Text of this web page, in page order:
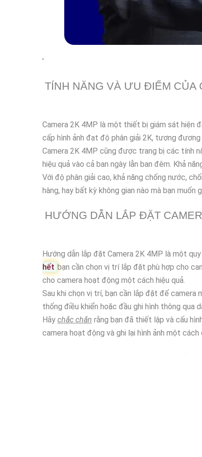
'
TÍNH NĂNG VÀ ƯU ĐIỂM CỦA
Camera 2K 4MP là một thiết bị giám sát hiện
cấp hình ảnh đạt độ phân giải 2K, tương
Camera 2K 4MP cũng được trang bị các tính
hiệu quả vào cả ban ngày lẫn ban đêm. Khả
Với độ phân giải cao, khả năng chống nước,
hàng, hay bất kỳ không gian nào mà bạn muốn
HƯỚNG DẪN LẮP ĐẶT
Hướng dẫn lắp đặt Camera 2K 4MP là một
hết bạn cần chọn vị trí lắp đặt phù hợp cho
cho camera hoạt động một cách hiệu quả.
Sau khi chọn vị trí, bạn cần lắp đặt đế camera
thống điều khiển hoặc đầu ghi hình thông qua
Hãy chắc chắn rằng bạn đã thiết lập và cấu
camera hoạt động và ghi lại hình ảnh một cách